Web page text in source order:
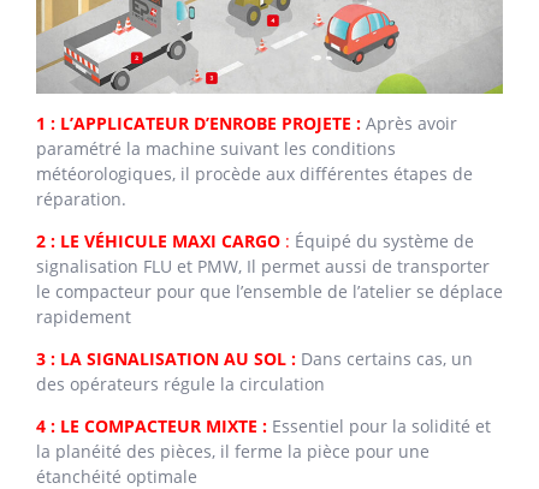
1 : L’APPLICATEUR D’ENROBE PROJETE : Après avoir
paramétré la machine suivant les conditions
météorologiques, il procède aux différentes étapes de
réparation.
2 : LE VÉHICULE MAXI CARGO : Équipé du système de
signalisation FLU et PMW, Il permet aussi de transporter
le compacteur pour que l’ensemble de l’atelier se déplace
rapidement
3 : LA SIGNALISATION AU SOL : Dans certains cas, un
des opérateurs régule la circulation
4 : LE COMPACTEUR MIXTE : Essentiel pour la solidité et
la planéité des pièces, il ferme la pièce pour une
étanchéité optimale